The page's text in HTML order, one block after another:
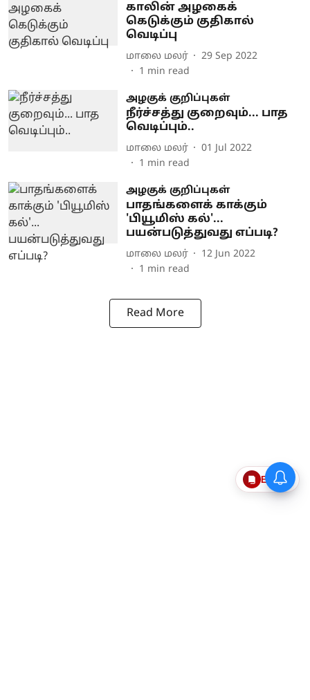
காலின் அழகைக்
கெடுக்கும் குதிகால்
வெடிப்பு
மாலை மலர்
29 Sep 2022
1 min read
அழகுக் குறிப்புகள்
நீர்ச்சத்து குறைவும்... பாத
வெடிப்பும்..
மாலை மலர்
01 Jul 2022
1 min read
அழகுக் குறிப்புகள்
பாதங்களைக் காக்கும்
'பியூமிஸ் கல்'...
பயன்படுத்துவது எப்படி?
மாலை மலர்
12 Jun 2022
1 min read
Read More
Epaper